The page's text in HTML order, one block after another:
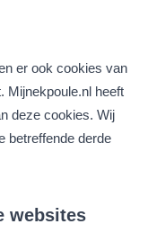
er ook cookies van
Mijnekpoule.nl heeft
deze cookies. Wij
betreffende derde
websites